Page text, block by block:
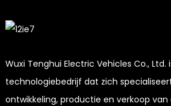
Wuxi Tenghui Electric Vehicles Co.,
technologiebedrijf dat zich
ontwikkeling, productie en verkoop van